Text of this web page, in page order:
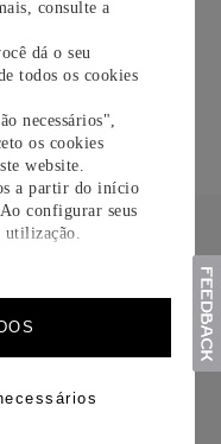
consulte a
dá o seu
todos os cookies
necessários",
os cookies
website.
a partir do início
configurar seus